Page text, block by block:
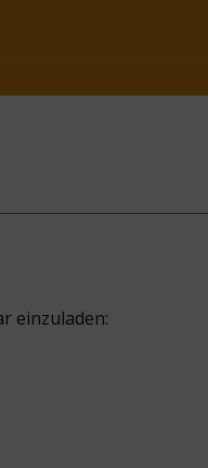
einzuladen: